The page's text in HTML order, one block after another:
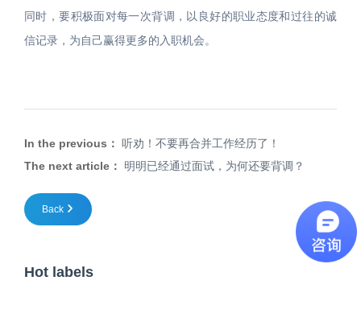
同时，要积极面对每一次背调，以良好的职业态度和过往的诚
信记录，为自己赢得更多的入职机会。
In the previous： 听劝！不要再合并工作经历了！
The next article：
明明已经通过面试，为何还要背调？
Back
Hot labels